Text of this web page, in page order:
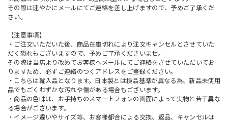
その際は速やかにメールにてご連絡を差し上げますので、予めご了承くだ
さい。
【注意事項】
・ご注文いただいた後、商品在庫切れにより注文キャンセルとさせていた
だく恐れもございますので、予めご了承くださいませ。
その際は当店より改めてお客様へメールにてご連絡をさせていただいてお
りますため、必ずご連絡のつくアドレスをご登録ください。
・こちらは輸入品となります。日本製とは検品基準が異なる為、新品未使用
品でもごくわずかな汚れや傷がある場合もございます。
・商品の色味は、お手持ちのスマートフォンの画面によって実物と若干異な
る場合がございます。
・イメージ違いやサイズ等、お客様都合による交換、返品、キャンセルは